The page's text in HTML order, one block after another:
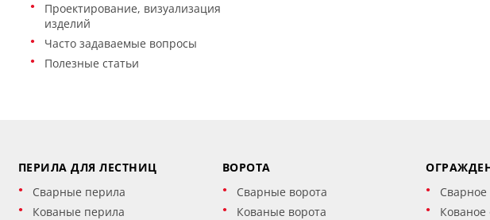
Проектирование, визуализация
изделий
Часто задаваемые вопросы
Полезные статьи
ПЕРИЛА ДЛЯ ЛЕСТНИЦ
Сварные перила
Кованые перила
ВОРОТА
Сварные ворота
Кованые ворота